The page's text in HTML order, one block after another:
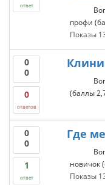
ответ
профи
Показы
0
0
0
ответов
(баллы
0
0
1
ответ
Где
новичок
Показы